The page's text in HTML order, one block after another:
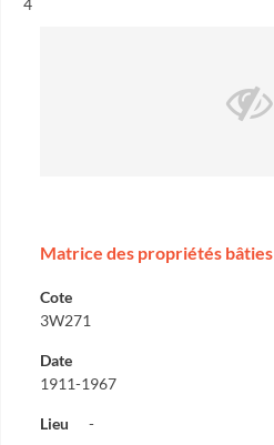
4
Matrice des propriétés bâties
Cote
3W271
Date
1911-1967
Lieu -